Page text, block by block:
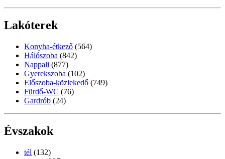
Lakóterek
Konyha-étkező (564)
Hálószoba (842)
Nappali (877)
Gyerekszoba (102)
Előszoba-közlekedő (749)
Fürdő-WC (76)
Gardrób (24)
Évszakok
tél (132)